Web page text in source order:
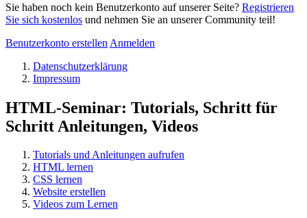
Sie haben noch kein Benutzerkonto auf unserer Seite? Registrieren
Sie sich kostenlos und nehmen Sie an unserer Community teil!
Benutzerkonto erstellen Anmelden
Datenschutzerklärung
Impressum
HTML-Seminar: Tutorials, Schritt für
Schritt Anleitungen, Videos
Tutorials und Anleitungen aufrufen
HTML lernen
CSS lernen
Website erstellen
Videos zum Lernen